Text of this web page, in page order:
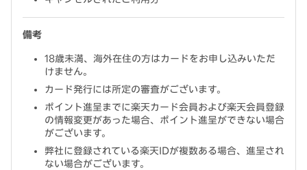
備考
18歳未満、海外在住の方はカードをお申し込みいただ
けません。
カード発行には所定の審査がございます。
ポイント進呈までに楽天カード会員および楽天会員登録
の情報変更があった場合、ポイント進呈ができない場合
がございます。
弊社に登録されている楽天IDが複数ある場合、進呈され
ない場合がございます。